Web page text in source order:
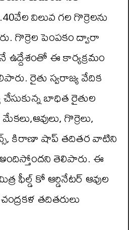
విలువ గల గొర్రెలను
గొర్రెల పెంపకం ద్వారా
ఈ కార్యక్రమం
రైతు స్వరాజ్య వేదిక
బాధిత రైతుల
గొర్రెలు,
కిరాణా షాప్ తదితర వాటిని
తెలిపారు. ఈ
ఫీల్డ్ కో ఆర్డినేటర్ ఆవుల
తదితరులు